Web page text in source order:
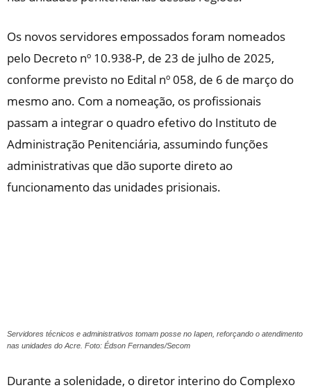
Os novos servidores empossados foram nomeados
pelo Decreto nº 10.938-P, de 23 de julho de 2025,
conforme previsto no Edital nº 058, de 6 de março do
mesmo ano. Com a nomeação, os profissionais
passam a integrar o quadro efetivo do Instituto de
Administração Penitenciária, assumindo funções
administrativas que dão suporte direto ao
funcionamento das unidades prisionais.
Servidores técnicos e administrativos tomam posse no Iapen, reforçando o atendimento
nas unidades do Acre. Foto: Édson Fernandes/Secom
Durante a solenidade, o diretor interino do Complexo